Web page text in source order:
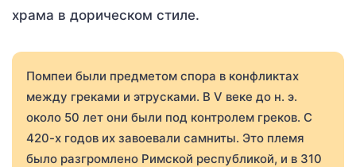
храма в дорическом стиле.
Помпеи были предметом спора в конфликтах
между греками и этрусками. В V веке до н. э.
около 50 лет они были под контролем греков. С
420-х годов их завоевали самниты. Это племя
было разгромлено Римской республикой, и в 310